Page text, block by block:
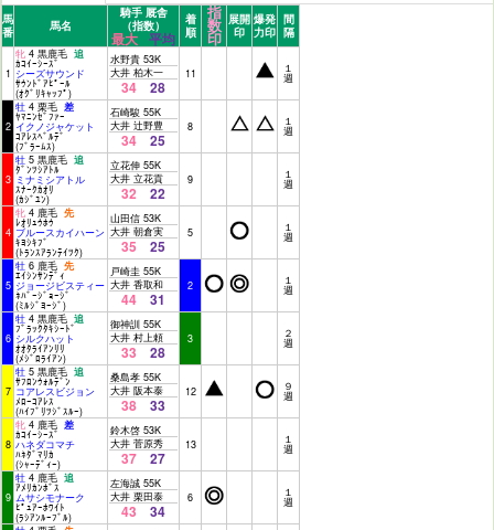
馬
番
馬名
騎手 厩舎
（指数）
最大 平均
着
順
指
数
印
展開
印
爆発
力印
間
隔
1
牝 4 黒鹿毛 追
ｶｺｲｰｼｰｽﾞ
シーズサウンド
ｻｳﾝﾄﾞｱﾋﾟｰﾙ
(ｵｸﾞﾘｷｬｯﾌﾟ)
水野貴 53K
大井 柏木一
34 28
11 １
週
2
牡 4 栗毛 差
ﾔﾏﾆﾝｾﾞﾌｧｰ
イクノジャケット
ｺｱﾚｽﾍﾞﾙﾃﾞ
(ﾌﾞﾗｰﾑｽ)
石崎駿 55K
大井 辻野豊
34 25
8 １
週
3
牡 5 黒鹿毛 追
ﾀﾞﾝﾂｼｱﾄﾙ
ミナミシアトル
ｽﾅｰｸｶｵﾘ
(ｶｼﾞﾕﾝ)
立花伸 55K
大井 立花貢
32 22
9 １
週
4
牝 4 鹿毛 先
ﾚｵﾘｭｳﾎｳ
ブルースカイハーン
ｷﾖｼｷﾌﾞ
(ﾄﾗﾝｽｱﾗﾝﾃｲﾂｸ)
山田信 53K
大井 朝倉実
35 25
5 １
週
5
牡 6 鹿毛 先
ｴｲｼﾝｻﾝﾃﾞｨ
ジョージビスティー
ﾈﾊﾞｰｼﾞｮｰｼﾞ
(ﾐﾙｼﾞﾖｰｼﾞ)
戸崎圭 55K
大井 香取和
44 31
2 １
週
6
牡 4 黒鹿毛 追
ﾌﾞﾗｯｸﾀｷｼｰﾄﾞ
シルクハット
ｵｵﾀﾗｲｱﾝﾘﾘ
(ﾒｼﾞﾛﾗｲｱﾝ)
御神訓 55K
大井 村上頼
33 28
3 ２
週
7
牡 5 黒鹿毛 追
ｻﾌﾛﾝｳｫﾙﾃﾞﾝ
コアレスビジョン
ﾒﾛｰｺｱﾚｽ
(ﾊｲﾌﾞﾘﾂｼﾞｽﾙｰ)
桑島孝 55K
大井 阪本泰
38 33
12 ９
週
8
牝 4 鹿毛 差
ｶｺｲｰｼｰｽﾞ
ハネダコマチ
ﾊﾈﾀﾞﾏﾘｶ
(ｼｬｰﾃﾞｨｰ)
鈴木啓 53K
大井 菅原秀
37 27
13 １
週
9
牡 4 鹿毛 追
ｱﾒﾘｶﾝﾎﾞｽ
ムサシモナーク
ﾋﾟｭｱｰﾎﾜｲﾄ
(ﾗｼｱﾝﾙｰﾌﾞﾙ)
左海誠 55K
大井 栗田泰
43 34
6 １
週